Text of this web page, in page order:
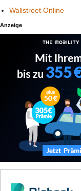
Wallstreet Online
Anzeige